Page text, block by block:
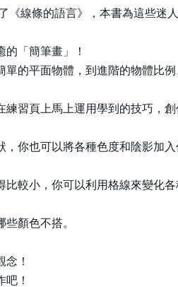
線條的語言》，本書為這些迷
「簡筆畫」！
的平面物體，到進階的物體比
習頁上馬上運用學到的技巧，創
你也可以將各種色度和陰影加
較小，你可以利用格線來變化各
顏色不搭。
！
！